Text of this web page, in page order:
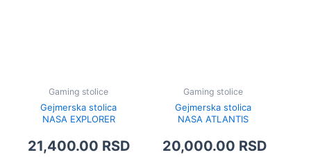
Gaming stolice
Gejmerska stolica
NASA EXPLORER
21,400.00 RSD
Gaming stolice
Gejmerska stolica
NASA ATLANTIS
20,000.00 RSD